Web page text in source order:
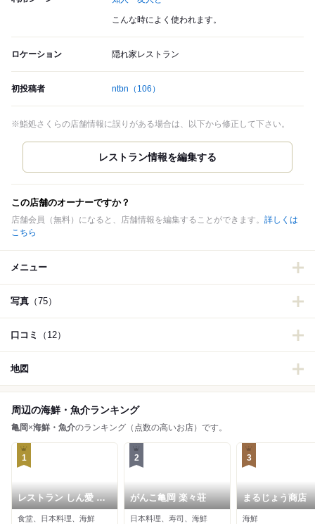
こんな時によく使われます。
ロケーション 隠れ家レストラン
初投稿者 ntbn （106）
※鮨処さくらの店舗情報に誤りがある場合は、以下から修正して下さい。
この店舗のオーナーですか？
店舗会員（無料）になると、店舗情報を編集することができます。 詳しくは
こちら
メニュー
写真 （75）
口コミ （12）
地図
周辺の海鮮・魚介ランキング
亀岡 ×海鮮・魚介のランキング（点数の高いお店）です。
1
レストラン しん愛 亀
岡店
食堂、日本料理、海鮮
2
がんこ亀岡 楽々荘
日本料理、寿司、海鮮
3
まるじょう商店
海鮮